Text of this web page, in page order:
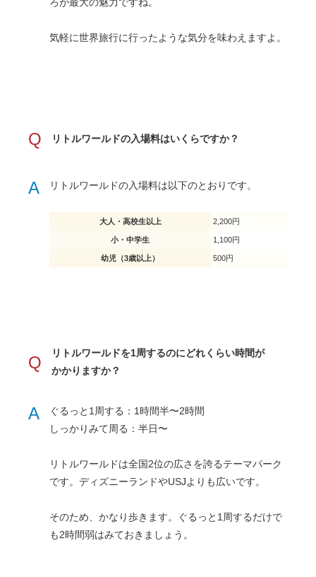
気軽に世界旅行に行ったような気分を味わえますよ。
Q リトルワールドの入場料はいくらですか？
A リトルワールドの入場料は以下のとおりです。
大人・高校生以上 2,200円
小・中学生 1,100円
幼児（3歳以上） 500円
Q
リトルワールドを1周するのにどれくらい時間が
かかりますか？
A
ぐるっと1周する：1時間半〜2時間
しっかりみて周る：半日〜
リトルワールドは全国2位の広さを誇るテーマパーク
です。ディズニーランドやUSJよりも広いです。
そのため、かなり歩きます。ぐるっと1周するだけで
も2時間弱はみておきましょう。